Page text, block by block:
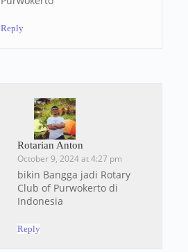
Reply
Rotarian Anton
October 9, 2024 at 4:27 pm
bikin Bangga jadi Rotary
Club of Purwokerto di
Indonesia
Reply